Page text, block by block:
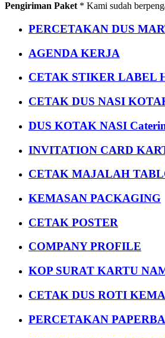
Pengiriman Paket * Kami sudah
PERCETAKAN DUS
AGENDA KERJA
CETAK STIKER LABEL
CETAK DUS NASI
DUS KOTAK NASI
INVITATION CARD
CETAK MAJALAH
KEMASAN PACKAGING
CETAK POSTER
COMPANY PROFILE
KOP SURAT KARTU
CETAK DUS ROTI
PERCETAKAN